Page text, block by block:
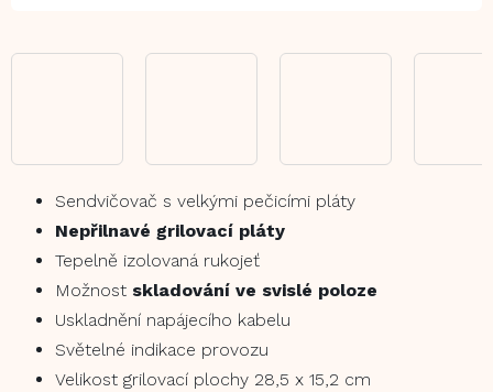
Sendvičovač s velkými pečicími pláty
Nepřilnavé grilovací pláty
Tepelně izolovaná rukojeť
Možnost skladování ve svislé poloze
Uskladnění napájecího kabelu
Světelné indikace provozu
Velikost grilovací plochy 28,5 x 15,2 cm